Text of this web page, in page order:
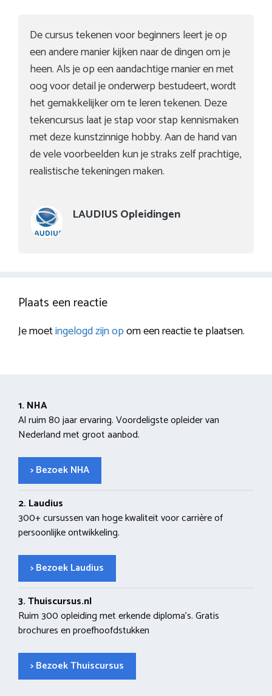
De cursus tekenen voor beginners leert je op
een andere manier kijken naar de dingen om je
heen. Als je op een aandachtige manier en met
oog voor detail je onderwerp bestudeert, wordt
het gemakkelijker om te leren tekenen. Deze
tekencursus laat je stap voor stap kennismaken
met deze kunstzinnige hobby. Aan de hand van
de vele voorbeelden kun je straks zelf prachtige,
realistische tekeningen maken.
LAUDIUS Opleidingen
Plaats een reactie
Je moetingelogd zijn opom een reactie te plaatsen.
1. NHA
Al ruim 80 jaar ervaring. Voordeligste opleider van
Nederland met groot aanbod.
> Bezoek NHA
2. Laudius
300+ cursussen van hoge kwaliteit voor carrière of
persoonlijke ontwikkeling.
> Bezoek Laudius
3. Thuiscursus.nl
Ruim 300 opleiding met erkende diploma’s. Gratis
brochures en proefhoofdstukken
> Bezoek Thuiscursus